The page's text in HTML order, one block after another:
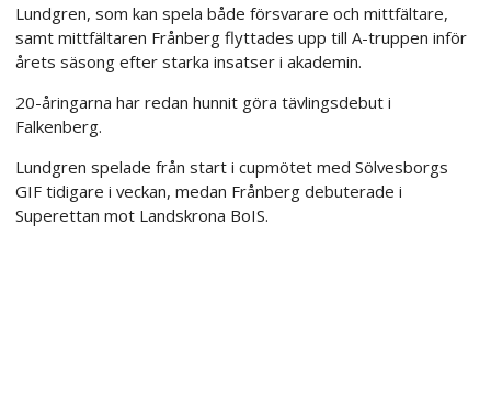
Lundgren, som kan spela både försvarare och mittfältare,
samt mittfältaren Frånberg flyttades upp till A-truppen inför
årets säsong efter starka insatser i akademin.
20-åringarna har redan hunnit göra tävlingsdebut i
Falkenberg.
Lundgren spelade från start i cupmötet med Sölvesborgs
GIF tidigare i veckan, medan Frånberg debuterade i
Superettan mot Landskrona BoIS.